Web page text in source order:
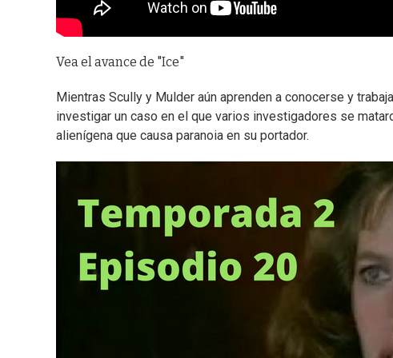
Vea el avance de "Ice"
Mientras Scully y Mulder aún aprenden a conocerse y
investigar un caso en el que varios investigadores se
alienígena que causa paranoia en su portador.